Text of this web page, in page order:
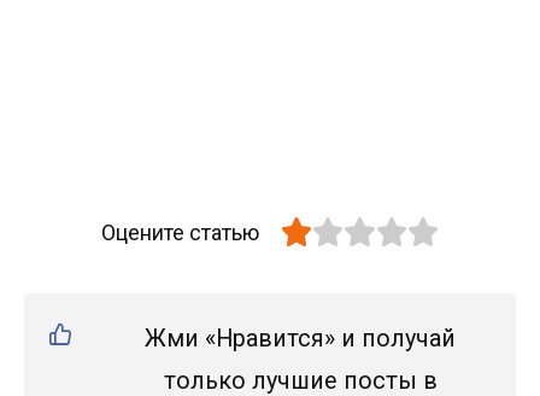
Оцените статью
Жми «Нравится» и получай
только лучшие посты в